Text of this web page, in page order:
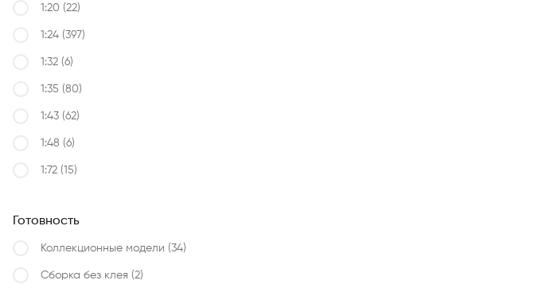
1:20 (22)
1:24 (397)
1:32 (6)
1:35 (80)
1:43 (62)
1:48 (6)
1:72 (15)
Готовность
Коллекционные модели (34)
Сборка без клея (2)